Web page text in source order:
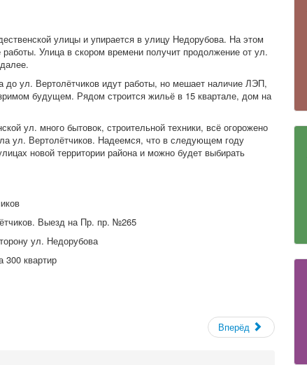
улицы и упирается в улицу Недорубова. На этом
Улица в скором времени получит продолжение от ул.
до ул. Вертолётчиков идут работы, но мешает наличие ЛЭП,
будущем. Рядом строится жильё в 15 квартале, дом на
ул. много бытовок, строительной техники, всё огорожено
ул. Вертолётчиков. Надеемся, что в следующем году
новой территории района и можно будет выбирать
Выезд на Пр. пр. №265
ул. Недорубова
300 квартир
Вперёд